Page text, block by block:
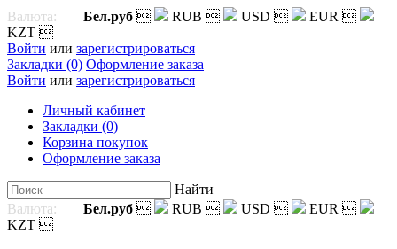
Валюта: Бел.руб  RUB  USD  EUR 
KZT 
Войти или зарегистрироваться
Закладки (0) Оформление заказа
Войти или зарегистрироваться
Личный кабинет
Закладки (0)
Корзина покупок
Оформление заказа
Найти
Валюта:
Бел.руб  RUB  USD  EUR 
KZT 